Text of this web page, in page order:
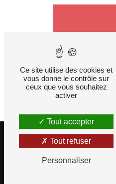
** Les données
ses sous-traitants
Ville 27480 Lyons
d’introduire une
Ville 27480 Lyons
pendant la durée
cette adresse:
Ce site utilise des cookies et
vous donne le contrôle sur
ceux que vous souhaitez
activer
Tout accepter
Tout refuser
Personnaliser